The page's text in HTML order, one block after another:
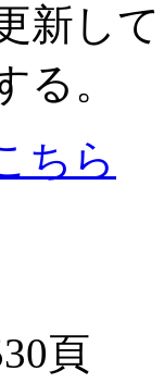
新し
る。
ちら
頁